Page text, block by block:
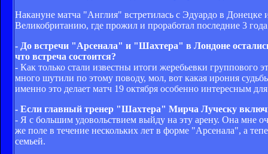
Накануне матча "Англия" встретилась с Эдуардо в До­нецке
Великобри­танию, где прожил и проработал последние 3
- До встречи "Арсенала" и "Шахтера" в Лондоне
что встреча состоится?
- Как только стали известны итоги жеребьевки
много шутили по этому поводу, мол, вот какая ирония
именно это делает матч 19 октября особенно интересным
- Если главный тренер "Шахтера" Мирча Луческу
- Я с большим удовольствием выйду на эту арену. Она мне
же поле в течение нескольких лет в форме "Арсенала", а
семьей.